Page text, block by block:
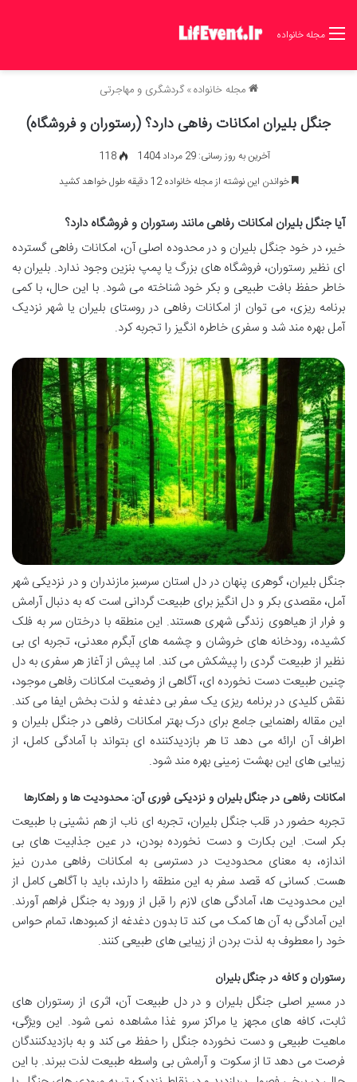
مجله خانواده
مجله خانواده» گردشگری و مهاجرتی
جنگل بلیران امکانات رفاهی دارد؟ (رستوران و فروشگاه)
آخرین به روز رسانی: 29 مرداد 1404
118
خواندن این نوشته از مجله خانواده 12 دقیقه طول خواهد کشید
آیا جنگل بلیران امکانات رفاهی مانند رستوران و فروشگاه دارد؟
خیر، در خود جنگل بلیران و در محدوده اصلی آن، امکانات رفاهی گسترده
ای نظیر رستوران، فروشگاه های بزرگ یا پمپ بنزین وجود ندارد. بلیران به
خاطر حفظ بافت طبیعی و بکر خود شناخته می شود. با این حال، با کمی
برنامه ریزی، می توان از امکانات رفاهی در روستای بلیران یا شهر نزدیک
آمل بهره مند شد و سفری خاطره انگیز را تجربه کرد.
جنگل بلیران، گوهری پنهان در دل استان سرسبز مازندران و در نزدیکی شهر
آمل، مقصدی بکر و دل انگیز برای طبیعت گردانی است که به دنبال آرامش
و فرار از هیاهوی زندگی شهری هستند. این منطقه با درختان سر به فلک
کشیده، رودخانه های خروشان و چشمه های آبگرم معدنی، تجربه ای بی
نظیر از طبیعت گردی را پیشکش می کند. اما پیش از آغاز هر سفری به دل
چنین طبیعت دست نخورده ای، آگاهی از وضعیت امکانات رفاهی موجود،
نقش کلیدی در برنامه ریزی یک سفر بی دغدغه و لذت بخش ایفا می کند.
این مقاله راهنمایی جامع برای درک بهتر امکانات رفاهی در جنگل بلیران و
اطراف آن ارائه می دهد تا هر بازدیدکننده ای بتواند با آمادگی کامل، از
زیبایی های این بهشت زمینی بهره مند شود.
امکانات رفاهی در جنگل بلیران و نزدیکی فوری آن: محدودیت ها و راهکارها
تجربه حضور در قلب جنگل بلیران، تجربه ای ناب از هم نشینی با طبیعت
بکر است. این بکارت و دست نخورده بودن، در عین جذابیت های بی
اندازه، به معنای محدودیت در دسترسی به امکانات رفاهی مدرن نیز
هست. کسانی که قصد سفر به این منطقه را دارند، باید با آگاهی کامل از
این محدودیت ها، آمادگی های لازم را قبل از ورود به جنگل فراهم آورند.
این آمادگی به آن ها کمک می کند تا بدون دغدغه از کمبودها، تمام حواس
خود را معطوف به لذت بردن از زیبایی های طبیعی کنند.
رستوران و کافه در جنگل بلیران
در مسیر اصلی جنگل بلیران و در دل طبیعت آن، اثری از رستوران های
ثابت، کافه های مجهز یا مراکز سرو غذا مشاهده نمی شود. این ویژگی،
ماهیت طبیعی و دست نخورده جنگل را حفظ می کند و به بازدیدکنندگان
فرصت می دهد تا از سکوت و آرامش بی واسطه طبیعت لذت ببرند. با این